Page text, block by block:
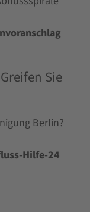
Sie
Berlin?
Hilfe-24